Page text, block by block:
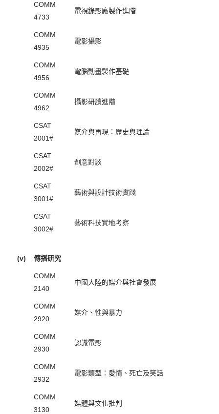
COMM
4733
電視錄影廠製作進階
COMM
4935
電影攝影
COMM
4956
電腦動畫製作基礎
COMM
4962
攝影研讀進階
CSAT
2001#
媒介與再現 ：歷史與理論
CSAT
2002#
創意對談
CSAT
3001#
藝術與設計技術實踐
CSAT
3002#
藝術科技實地考察
(v) 傳播研究
COMM
2140
中國大陸的媒介與社會發展
COMM
2920
媒介、性與暴力
COMM
2930
認識電影
COMM
2932
電影類型：愛情、死亡及笑話
COMM
3130
媒體與文化批判